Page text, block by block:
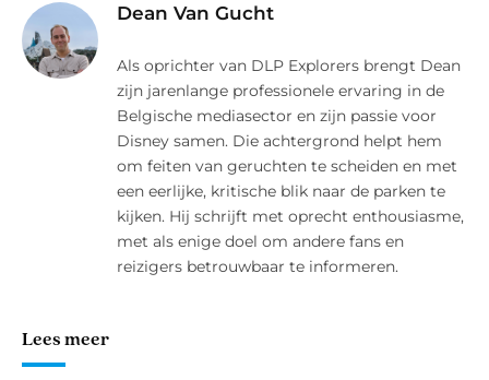
Dean Van Gucht
Als oprichter van DLP Explorers brengt Dean
zijn jarenlange professionele ervaring in de
Belgische mediasector en zijn passie voor
Disney samen. Die achtergrond helpt hem
om feiten van geruchten te scheiden en met
een eerlijke, kritische blik naar de parken te
kijken. Hij schrijft met oprecht enthousiasme,
met als enige doel om andere fans en
reizigers betrouwbaar te informeren.
Lees meer